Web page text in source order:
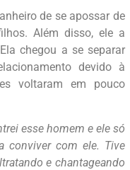
de se apossar de
Além disso, ele a
chegou a se separar
devido à
voltaram em pouco
esse homem e ele só
conviver com ele. Tive
e chantageando